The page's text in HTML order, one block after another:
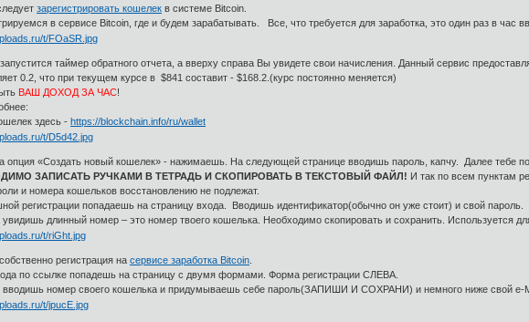
зарегистрировать кошелек в системе Bitcoin.
в сервисе Bitcoin, где и будем зарабатывать. Все, что требуется для заработка, это один раз в час
таймер обратного отчета, а вверху справа Вы увидете свои начисления. Данный сервис
0.2, что при текущем курсе в $841 составит - $168.2.(курс постоянно меняется)
ВАШ ДОХОД ЗА ЧАС!
здесь -https://blockchain.info/ru/wallet
опция «Создать новый кошелек» - нажимаешь. На следующей странице вводишь пароль, капчу. Далее тебе
ЗАПИСАТЬ РУЧКАМИ В ТЕТРАДЬ И СКОПИРОВАТЬ В ТЕКСТОВЫЙ ФАЙЛ! И так по всем пунктам
и номера кошельков восстановлению не подлежат.
регистрации попадаешь на страницу входа. Вводишь идентификатор(обычно он уже стоит) и свой пароль.
длинный номер – это номер твоего кошелька. Необходимо скопировать и сохранить. Используется
регистрация насервисе заработка Bitcoin
по ссылке попадешь на страницу с двумя формами. Форма регистрации СЛЕВА.
вводишь номер своего кошелька и придумываешь себе пароль(ЗАПИШИ И СОХРАНИ) и немного ниже свой e-